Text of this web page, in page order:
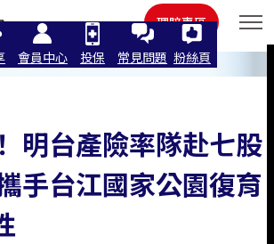
理賠專區
明台產險率隊赴七股
手台江國家公園復育
會員中心 投保 常見問題 粉絲頁